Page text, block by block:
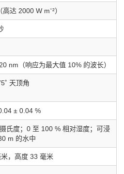
达 2000 W mˉ²）
nm（响应为最大值 10% 的波长）
天顶角
± 0.04 %
氏度；0 至 100 % 相对湿度；可浸
m 的水中
，高度 33 毫米